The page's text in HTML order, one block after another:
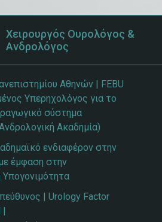
Χειρουργός Ουρολόγος &
Ανδρολόγος
Αθηνών | FEBU
Υπερηχολόγος για το
σύστημα
Ακαδημία)
ενδιαφέρον στην
έμφαση στην
Υπογονιμότητα
| Urology Factor
|